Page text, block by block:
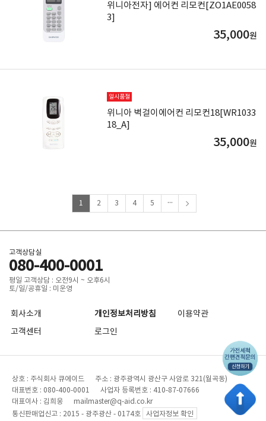
위니아전자] 에어컨 리모컨[ZO1AE0058
3]
35,000원
일시품절
위니아 벽걸이에어컨 리모컨18[WR1033
18_A]
35,000원
1 2 3 4 5 ...
고객상담실
080-400-0001
평일 고객상담 : 오전9시 ~ 오후6시
토/일/공휴일 : 미운영
회사소개 개인정보처리방침
이용약관
고객센터
로그인
상호 : 주식회사 큐에이드 주소 : 광주광역시 광산구 사암로 321(월곡동)
대표번호 : 080-400-0001 사업자 등록번호 : 410-87-07666
대표이사 : 김희웅 mailmaster@q-aid.co.kr
통신판매업신고 : 2015 - 광주광산 - 0174호
사업자정보 확인